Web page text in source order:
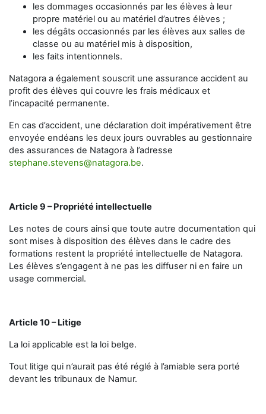
les dommages occasionnés par les élèves à leur
propre matériel ou au matériel d’autres élèves ;
les dégâts occasionnés par les élèves aux salles de
classe ou au matériel mis à disposition,
les faits intentionnels.
Natagora a également souscrit une assurance accident au
profit des élèves qui couvre les frais médicaux et
l’incapacité permanente.
En cas d’accident, une déclaration doit impérativement être
envoyée endéans les deux jours ouvrables au gestionnaire
des assurances de Natagora à l’adresse
stephane.stevens@natagora.be.
Article 9 – Propriété intellectuelle
Les notes de cours ainsi que toute autre documentation qui
sont mises à disposition des élèves dans le cadre des
formations restent la propriété intellectuelle de Natagora.
Les élèves s’engagent à ne pas les diffuser ni en faire un
usage commercial.
Article 10 – Litige
La loi applicable est la loi belge.
Tout litige qui n’aurait pas été réglé à l’amiable sera porté
devant les tribunaux de Namur.